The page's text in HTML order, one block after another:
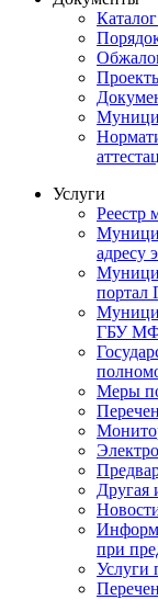
Услуги
Реестр
адресу
портал
ГБУ
Меры
Другая
при
Услуги